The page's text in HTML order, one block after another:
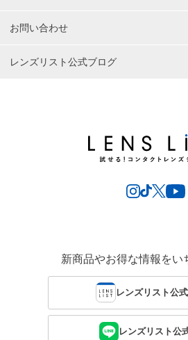
お問い合わせ
レンズリスト公式ブログ
新商品やお得な情報をい
レンズリスト公
レンズリスト公